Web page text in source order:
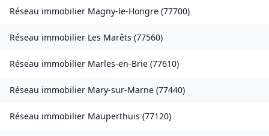
Réseau immobilier Magny-le-Hongre (77700)
Réseau immobilier Les Marêts (77560)
Réseau immobilier Marles-en-Brie (77610)
Réseau immobilier Mary-sur-Marne (77440)
Réseau immobilier Mauperthuis (77120)